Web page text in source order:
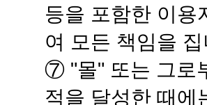
등을 포함한 이용
여 모든 책임을
⑦ "몰" 또는 그로
적을 달성한 때에